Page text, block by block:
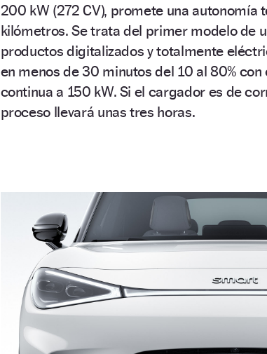
200 kW (272 CV), promete una autonomía
kilómetros. Se trata del primer modelo de
productos digitalizados y totalmente
en menos de 30 minutos del 10 al 80%
continua a 150 kW. Si el cargador es de
proceso llevará unas tres horas.